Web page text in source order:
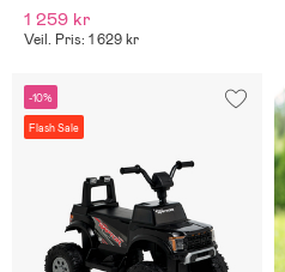
1 259 kr
Veil. Pris: 1 629 kr
-10%
Flash Sale